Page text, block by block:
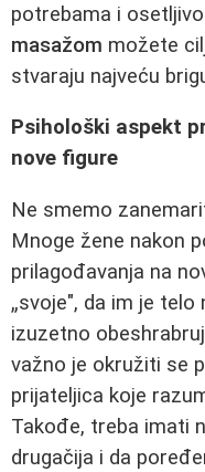
potrebama i
masažom možete
stvaraju najveću
Psihološki aspekt
nove figure
Ne smemo
Mnoge žene nakon
prilagođavanja na
„svoje", da im je
izuzetno
važno je okružiti se
prijateljica koje
Takođe, treba imati
drugačija i da